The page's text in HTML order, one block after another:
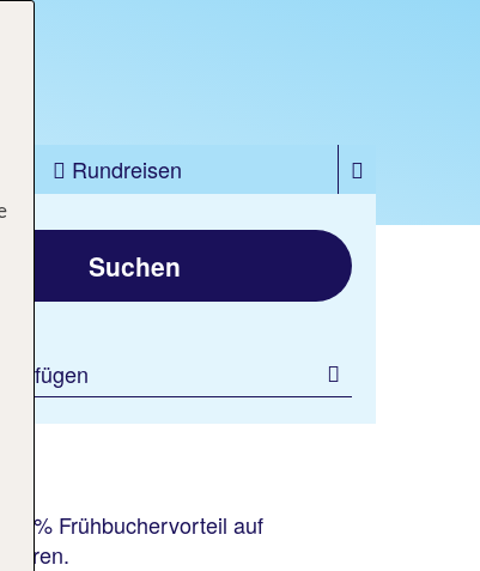
Rundreisen
Suchen
% Frühbuchervorteil auf